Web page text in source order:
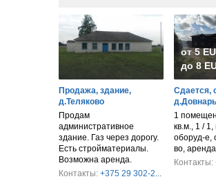
Продажа, здание,
д.Теляково
Продам
административное
здание. Газ через дорогу.
Есть стройматериалы.
Возможна аренда.
Контакты: +375 29 302-2...
от 5
до 8
Сдается,
1
кв.м., 1 / 1,
оборуд-е,
во, аренда
Контакты: